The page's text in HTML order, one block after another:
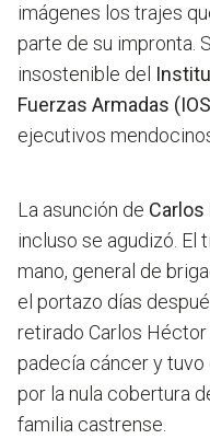
imágenes los trajes
parte de su impronta.
insostenible del
Fuerzas Armadas
ejecutivos
La asunción de Carlos
incluso se agudizó. El
mano, general de
el portazo días
retirado Carlos Héctor
padecía cáncer y
por la nula cobertura
familia castrense.